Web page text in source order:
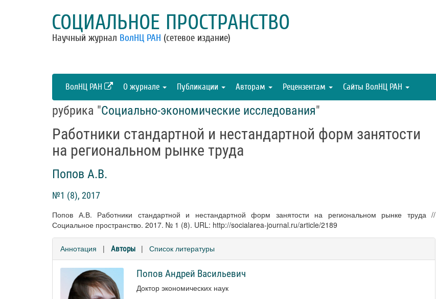
СОЦИАЛЬНОЕ ПРОСТРАНСТВО
Научный журнал ВолНЦ РАН (сетевое издание)
ВолНЦ РАН О журнале Публикации Авторам Рецензентам Сайты ВолНЦ РАН
рубрика "Социально-экономические исследования"
Работники стандартной и нестандартной форм занятости
на региональном рынке труда
Попов А.В.
№1 (8), 2017
Попов А.В. Работники стандартной и нестандартной форм занятости на региональном рынке труда //
Социальное пространство. 2017. № 1 (8). URL: http://socialarea-journal.ru/article/2189
Аннотация | Авторы | Список литературы
Попов Андрей Васильевич
Доктор экономических наук